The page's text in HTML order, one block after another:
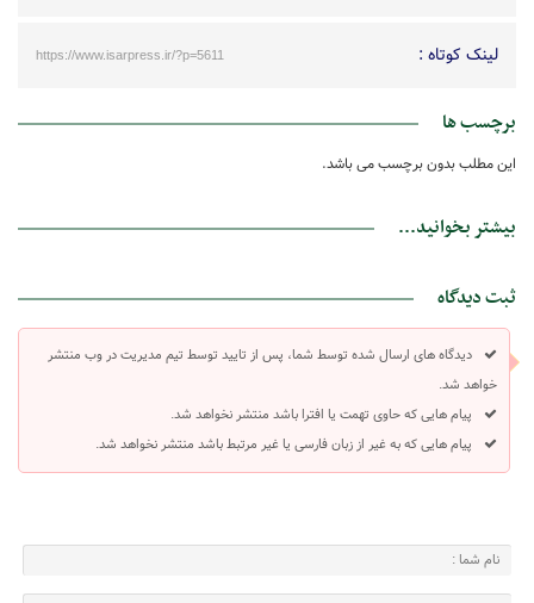
لینک کوتاه : https://www.isarpress.ir/?p=5611
برچسب ها
این مطلب بدون برچسب می باشد.
بیشتر بخوانید...
ثبت دیدگاه
دیدگاه های ارسال شده توسط شما، پس از تایید توسط تیم مدیریت در وب منتشر
خواهد شد.
پیام هایی که حاوی تهمت یا افترا باشد منتشر نخواهد شد.
پیام هایی که به غیر از زبان فارسی یا غیر مرتبط باشد منتشر نخواهد شد.